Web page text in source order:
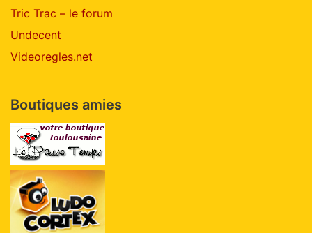
Tric Trac – le forum
Undecent
Videoregles.net
Boutiques amies